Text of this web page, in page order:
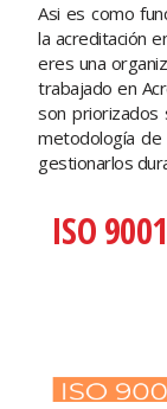
Asi es como
la acreditación
eres una
trabajado en
son priorizados
metodología de
gestionarlos
ISO